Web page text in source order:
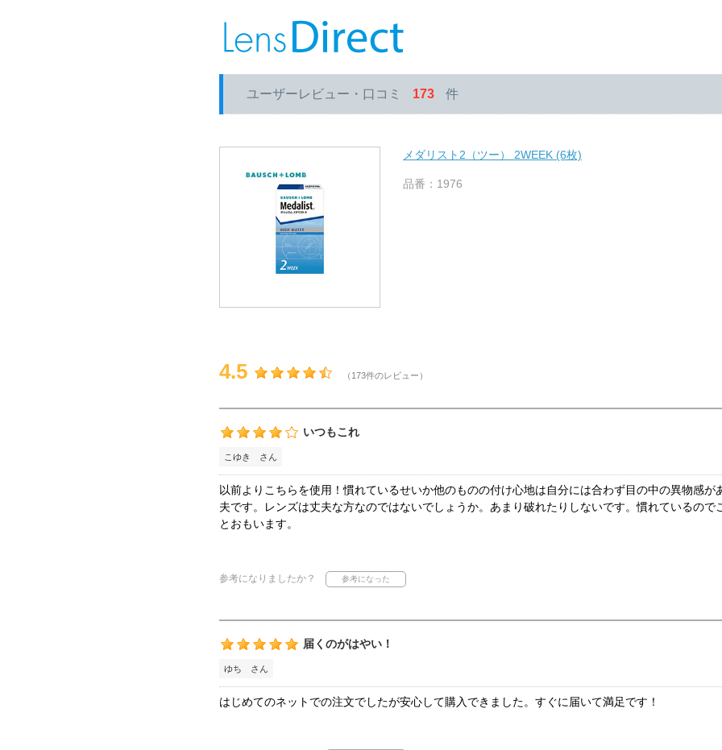
ユーザーレビュー・口コミ 173 件
メダリスト2（ツー） 2WEEK (6枚)
品番：1976
4.5 （173件のレビュー）
いつもこれ
こゆき さん
以前よりこちらを使用！慣れているせいか他のものの付け心地は自分には合わず目の中の異物感が
夫です。レンズは丈夫な方なのではないでしょうか。あまり破れたりしないです。慣れているので
とおもいます。
参考になりましたか？
届くのがはやい！
ゆち さん
はじめてのネットでの注文でしたが安心して購入できました。すぐに届いて満足です！